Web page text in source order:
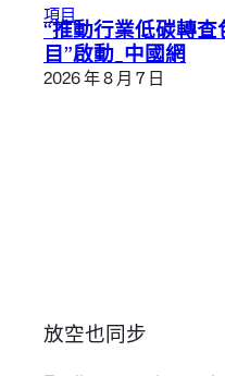
項目
“推動行業低碳轉
目”啟動_中國網
2026 年 8 月 7 日
放空也同步